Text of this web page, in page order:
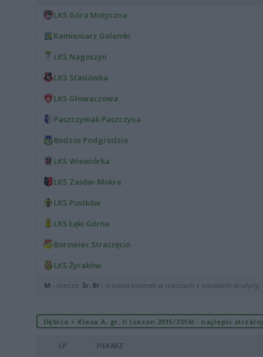
LKS Góra Motyczna
Kamieniarz Golemki
LKS Nagoszyn
LKS Stasiówka
LKS Głowaczowa
Paszczyniak Paszczyna
Bodzos Podgrodzie
LKS Wiewiórka
LKS Zasów-Mokre
LKS Pustków
LKS Łęki Górne
Borowiec Straszęcin
LKS Żyraków
M - mecze, Śr. Br - średnia bramek w meczach z udziałem drużyny,
Dębica > Klasa A, gr. II (sezon 2015/2016) - najlepsi strzelcy
LP PIŁKARZ